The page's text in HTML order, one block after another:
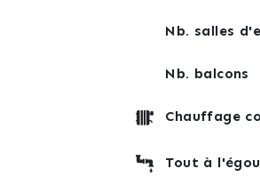
Nb. salles
Nb. balcons
Chauffage
Tout à